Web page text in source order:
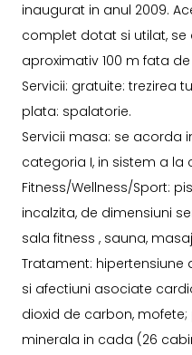
inaugurat in anul 2009.
complet dotat si utilat,
aproximativ 100 m fata
Servicii: gratuite: trezirea
plata: spalatorie.
Servicii masa: se acorda
categoria I, in sistem a la
Fitness/Wellness/Sport:
incalzita, de dimensiuni
sala fitness , sauna,
Tratament: hipertensiune
si afectiuni asociate
dioxid de carbon,
minerala in cada (26